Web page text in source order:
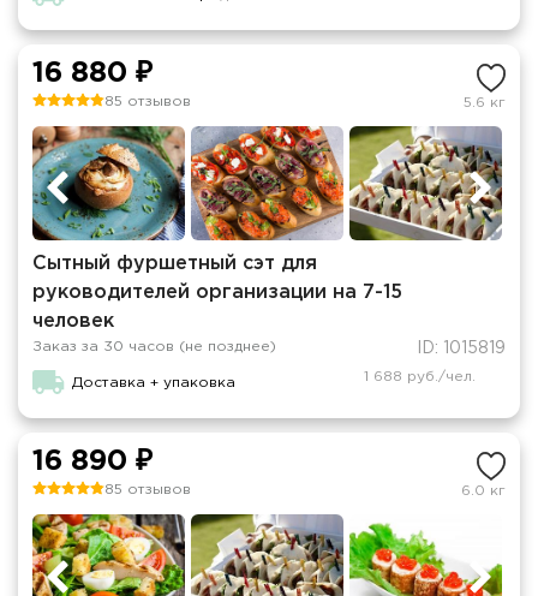
16 880 ₽
85 отзывов 5.6 кг
Сытный фуршетный сэт для
руководителей организации на 7-15
человек
Заказ за 30 часов (не позднее) ID: 1015819
Доставка + упаковка 1 688 руб./чел.
16 890 ₽
85 отзывов 6.0 кг